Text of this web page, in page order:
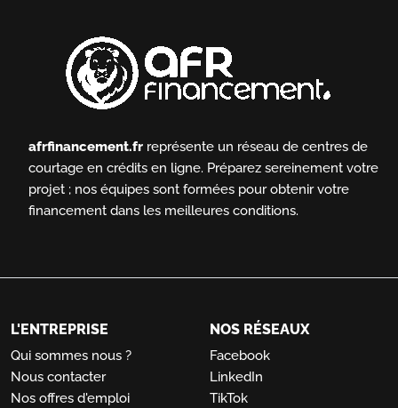
afrfinancement.fr représente un réseau de centres de
courtage en crédits en ligne. Préparez sereinement votre
projet ; nos équipes sont formées pour obtenir votre
financement dans les meilleures conditions.
L'ENTREPRISE
Qui sommes nous ?
Nous contacter
Nos offres d'emploi
NOS RÉSEAUX
Facebook
LinkedIn
TikTok